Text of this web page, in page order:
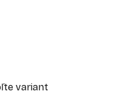
variant